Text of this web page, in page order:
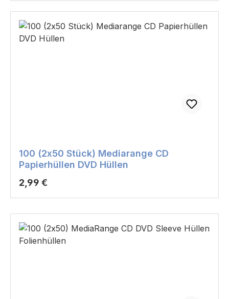
100 (2x50 Stück) Mediarange CD
Papierhüllen DVD Hüllen
Regulärer Preis:
2,99 €